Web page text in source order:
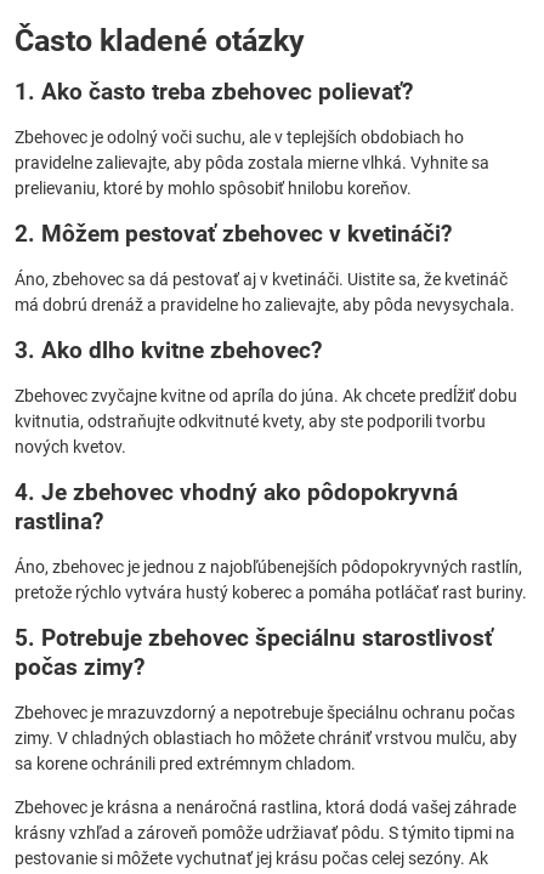
Často kladené otázky
1. Ako často treba zbehovec polievať?
Zbehovec je odolný voči suchu, ale v teplejších obdobiach ho
pravidelne zalievajte, aby pôda zostala mierne vlhká. Vyhnite sa
prelievaniu, ktoré by mohlo spôsobiť hnilobu koreňov.
2. Môžem pestovať zbehovec v kvetináči?
Áno, zbehovec sa dá pestovať aj v kvetináči. Uistite sa, že kvetináč
má dobrú drenáž a pravidelne ho zalievajte, aby pôda nevysychala.
3. Ako dlho kvitne zbehovec?
Zbehovec zvyčajne kvitne od apríla do júna. Ak chcete predĺžiť dobu
kvitnutia, odstraňujte odkvitnuté kvety, aby ste podporili tvorbu
nových kvetov.
4. Je zbehovec vhodný ako pôdopokryvná
rastlina?
Áno, zbehovec je jednou z najobľúbenejších pôdopokryvných rastlín,
pretože rýchlo vytvára hustý koberec a pomáha potláčať rast buriny.
5. Potrebuje zbehovec špeciálnu starostlivosť
počas zimy?
Zbehovec je mrazuvzdorný a nepotrebuje špeciálnu ochranu počas
zimy. V chladných oblastiach ho môžete chrániť vrstvou mulču, aby
sa korene ochránili pred extrémnym chladom.
Zbehovec je krásna a nenáročná rastlina, ktorá dodá vašej záhrade
krásny vzhľad a zároveň pomôže udržiavať pôdu. S týmito tipmi na
pestovanie si môžete vychutnať jej krásu počas celej sezóny. Ak